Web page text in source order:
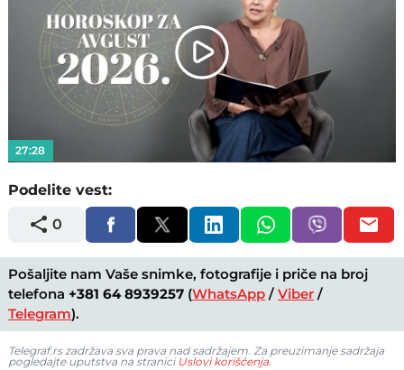
Play
Video
27:28
Podelite vest:
0
Pošaljite nam Vaše snimke, fotografije i priče na broj
telefona +381 64 8939257 (WhatsApp /Viber /
Telegram).
Telegraf.rs zadržava sva prava nad sadržajem. Za preuzimanje sadržaja
pogledajte uputstva na stranici Uslovi korišćenja.